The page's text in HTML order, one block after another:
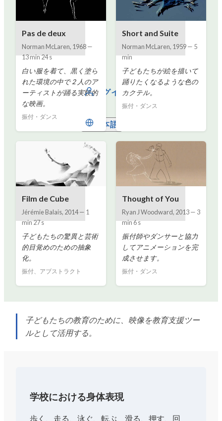
ログイン
日本語
Pas de deux
Norman McLaren, 1968—
13 min 24 s
白い服を着て、黒く塗ら
れた環境の中で 2 人のア
ーティストが踊る実験的
な映画。
振付・ダンス
Short and Suite
Norman McLaren, 1959— 5
min
子どもたちが絵を描いて
踊りたくなるような色の
カクテル。
振付・ダンス
Film de Cube
Jérémie Balais, 2014— 1
min 27 s
子どもたちの驚異と芸術
的目覚めのための抽象
化。
振付、アブストラクト
Thought of You
Ryan J Woodward, 2013— 3
min 6 s
振付師やダンサーと協力
してアニメーションを完
成させます。
振付・ダンス
子どもたちの教育のために、映像を教育支援ツー
ルとして活用する。
学校における身体表現
歩く、走る、泳ぐ、転ぶ、滑る、押す、回